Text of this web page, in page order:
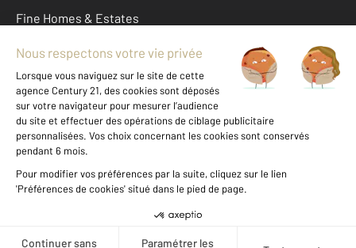
Fine Homes & Estates
À propos
International
Nous contacter
Données personnelles